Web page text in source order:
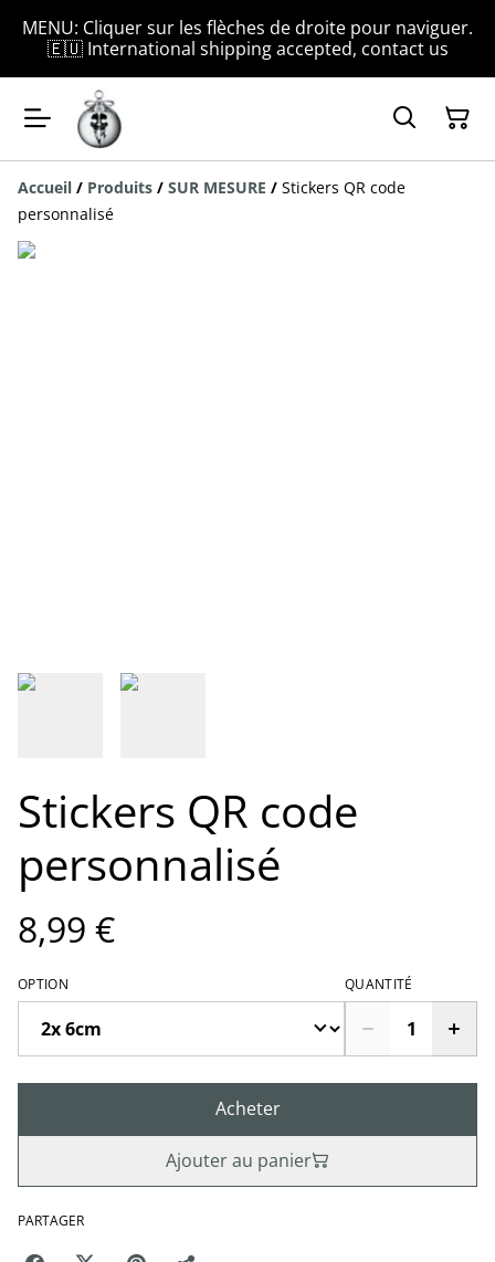
MENU: Cliquer sur les flèches de droite pour naviguer.
🇪🇺 International shipping accepted, contact us
Accueil / Produits / SUR MESURE / Stickers QR code
personnalisé
Stickers QR code
personnalisé
8,99 €
OPTION QUANTITÉ
Acheter
Ajouter au panier
PARTAGER